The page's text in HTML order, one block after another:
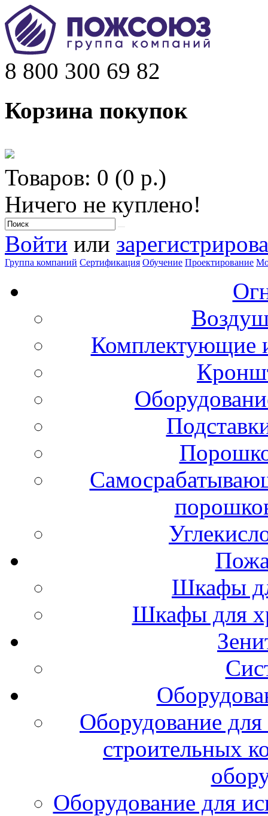
8 800 300 69 82
Корзина покупок
Товаров: 0 (0 р.)
Ничего не куплено!
Войти или
Группа компаний Сертификация Обучение Проектирование
Комплектующие
Шкафы
Шкафы для
Оборудование
строительных
Оборудование для